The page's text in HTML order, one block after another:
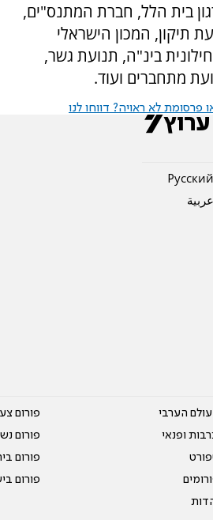
בית הלל, חברת המתנס"ים,
תיקון, המכון הישראלי
בינ"ה, תנועת גשר,
מתחברים ועוד.
לא ראויה? דווחו לנו
Pусский
عربية
הערבי
ופנאי
פורום
פורום
פורום
פורום